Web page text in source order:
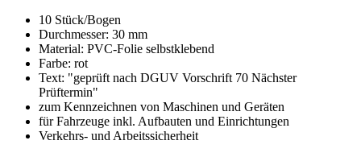
10 Stück/Bogen
Durchmesser: 30 mm
Material: PVC-Folie selbstklebend
Farbe: rot
Text: "geprüft nach DGUV Vorschrift 70 Nächster
Prüftermin"
zum Kennzeichnen von Maschinen und Geräten
für Fahrzeuge inkl. Aufbauten und Einrichtungen
Verkehrs- und Arbeitssicherheit